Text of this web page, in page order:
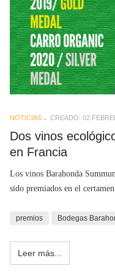
NOTICIAS CREADO: 02
Dos vinos
en Francia
Los vinos Barahonda
sido premiados en el
premios Bodegas
Leer más...